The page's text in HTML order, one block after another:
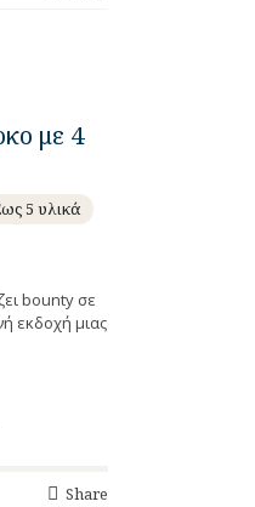
με 4
5 υλικά
bounty σε
εκδοχή μιας
Share